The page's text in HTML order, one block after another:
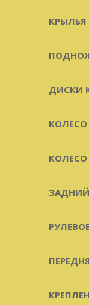
КРЫЛЬЯ
ДИСКИ
КОЛЕСО
КОЛЕСО